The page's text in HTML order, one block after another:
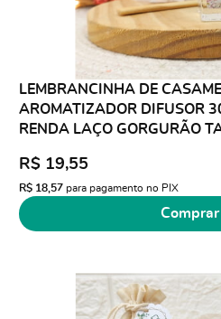
LEMBRANCINHA DE
AROMATIZADOR DIFUSOR
RENDA LAÇO GORGURÃO
R$ 19,55
R$ 18,57para pagamento no PIX
Comprar